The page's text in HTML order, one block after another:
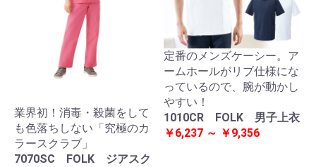
業界初！消毒・殺菌をして
も色落ちしない「究極のカ
ラースクラブ」
7070SC FOLK ジアスク
定番のメンズケーシー。ア
ームホールがリブ仕様にな
っているので、腕が動かし
やすい！
1010CR FOLK 男子上衣
￥6,237 ～ ￥9,356